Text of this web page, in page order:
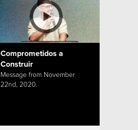
Comprometidos a
Construir
Message from November
22nd, 2020.